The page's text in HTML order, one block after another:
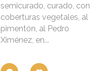
semicurado, curado, con
coberturas vegetales, al
pimentón, al Pedro
Ximénez, en...